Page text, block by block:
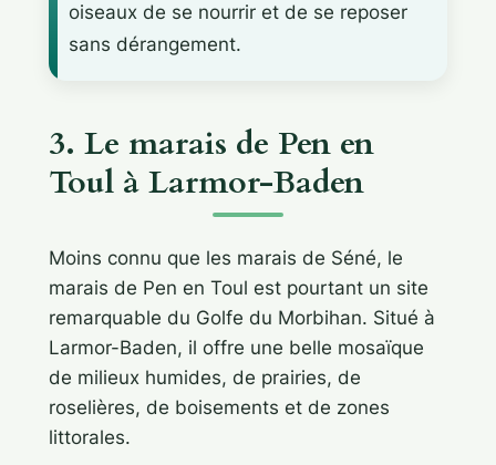
oiseaux de se nourrir et de se reposer
sans dérangement.
3. Le marais de Pen en
Toul à Larmor-Baden
Moins connu que les marais de Séné, le
marais de Pen en Toul est pourtant un site
remarquable du Golfe du Morbihan. Situé à
Larmor-Baden, il offre une belle mosaïque
de milieux humides, de prairies, de
roselières, de boisements et de zones
littorales.